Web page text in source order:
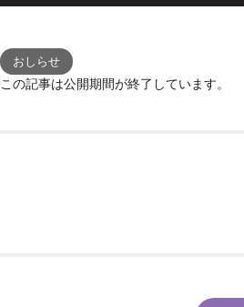
おしらせ
この記事は公開期間が終了しています。